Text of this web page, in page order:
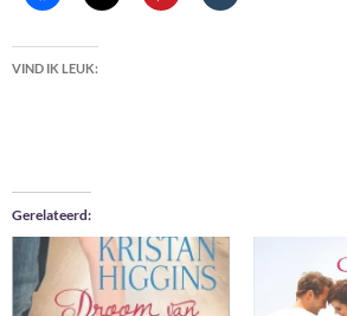
VIND IK LEUK:
Gerelateerd